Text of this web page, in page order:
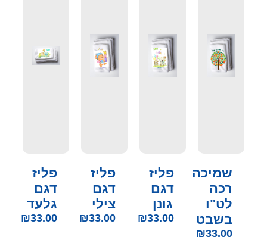
שמיכה
רכה
לט"ו
בשבט
₪33.00
פליז
דגם
גונן
₪33.00
פליז
דגם
צילי
₪33.00
פליז
דגם
גלעד
₪33.00